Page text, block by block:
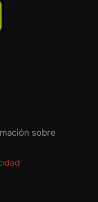
sobre